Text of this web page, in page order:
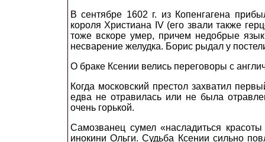
В сентябре 1602 г. из Копенгагена
короля Христиана
IV(его звали также
тоже вскоре умер, причем недобрые
несварение желудка. Борис рыдал у
О браке Ксении велись переговоры с
Когда московский престол захватил
едва не отравилась или не была
очень горькой.
Самозванец сумел «насладиться
инокини Ольги. Судьба Ксении сильно